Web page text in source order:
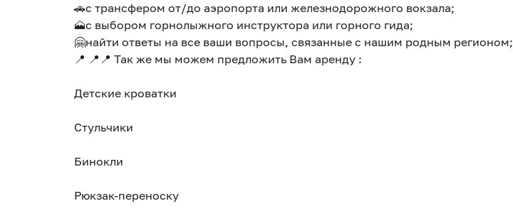
🚗с трансфером от/до аэропорта или железнодорожного вокзала;
🗻с выбором горнолыжного инструктора или горного гида;
🤗найти ответы на все ваши вопросы, связанные с нашим родным регионом;
📍 📍📍 Так же мы можем предложить Вам аренду :
Детские кроватки
Стульчики
Бинокли
Рюкзак-переноску